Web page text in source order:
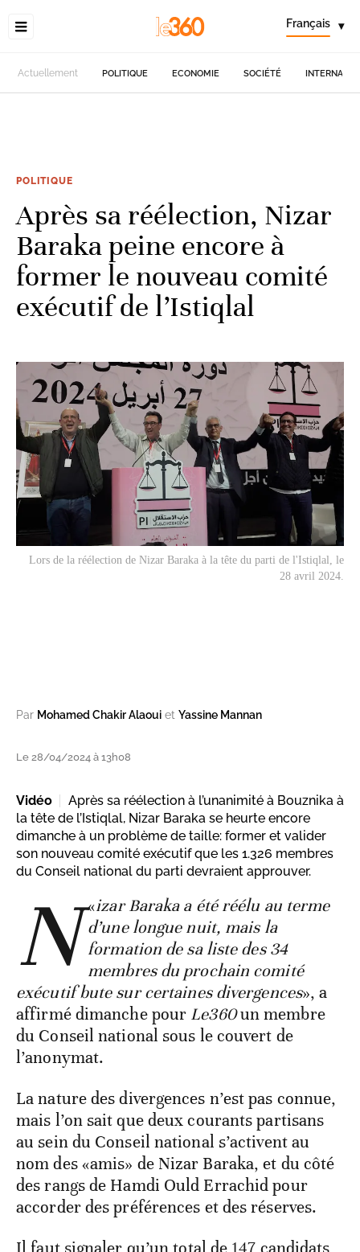
Français ▾
Actuellement POLITIQUE ECONOMIE SOCIÉTÉ
POLITIQUE
Après sa réélection, Nizar
Baraka peine encore à
former le nouveau comité
exécutif de l’Istiqlal
Lors de la réélection de Nizar Baraka à la tête du parti de l'Istiqlal, le
28 avril 2024.
Par Mohamed Chakir Alaoui et Yassine Mannan
Le 28/04/2024 à 13h08
Vidéo
Après sa réélection à l’unanimité à Bouznika à
la tête de l’Istiqlal, Nizar Baraka se heurte encore
dimanche à un problème de taille: former et valider
son nouveau comité exécutif que les 1.326 membres
du Conseil national du parti devraient approuver.
«
N
izar Baraka a été réélu au terme
d’une longue nuit, mais la
formation de sa liste des 34
membres du prochain comité
exécutif bute sur certaines divergences», a
affirmé dimanche pour Le360un membre
du Conseil national sous le couvert de
l’anonymat.
La nature des divergences n’est pas connue,
mais l’on sait que deux courants partisans
au sein du Conseil national s’activent au
nom des «amis» de Nizar Baraka, et du côté
des rangs de Hamdi Ould Errachid pour
accorder des préférences et des réserves.